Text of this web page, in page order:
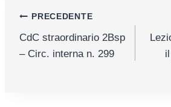
Navigazione
articoli
PRECEDENTE
CdC straordinario 2Bsp
– Circ. interna n. 299